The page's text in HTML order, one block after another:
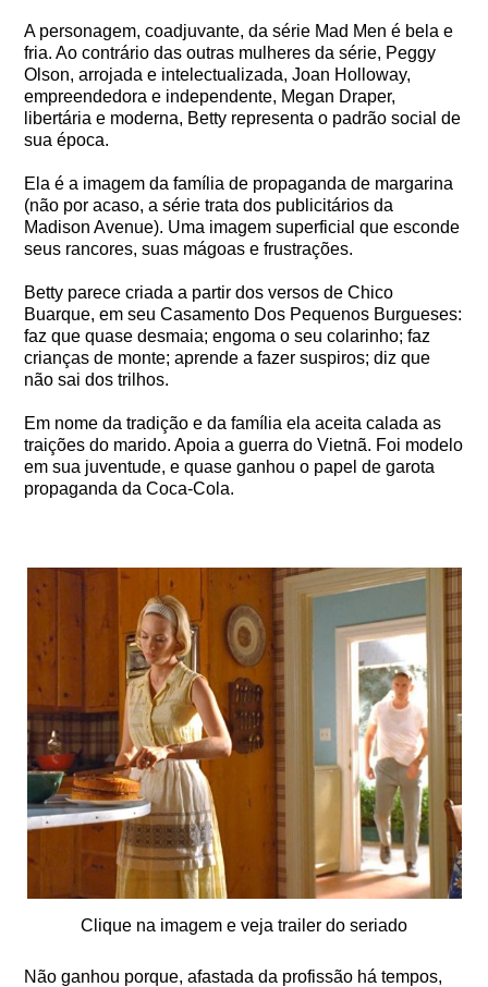
A personagem, coadjuvante, da série Mad Men é bela e
fria. Ao contrário das outras mulheres da série, Peggy
Olson, arrojada e intelectualizada, Joan Holloway,
empreendedora e independente, Megan Draper,
libertária e moderna, Betty representa o padrão social de
sua época.
Ela é a imagem da família de propaganda de margarina
(não por acaso, a série trata dos publicitários da
Madison Avenue). Uma imagem superficial que esconde
seus rancores, suas mágoas e frustrações.
Betty parece criada a partir dos versos de Chico
Buarque, em seu Casamento Dos Pequenos Burgueses:
faz que quase desmaia; engoma o seu colarinho; faz
crianças de monte; aprende a fazer suspiros; diz que
não sai dos trilhos.
Em nome da tradição e da família ela aceita calada as
traições do marido. Apoia a guerra do Vietnã. Foi modelo
em sua juventude, e quase ganhou o papel de garota
propaganda da Coca-Cola.
Clique na imagem e veja trailer do seriado
Não ganhou porque, afastada da profissão há tempos,